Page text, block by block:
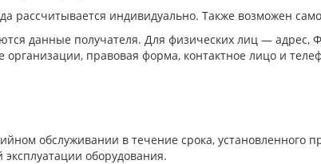
рассчитывается индивидуально. Также возможен
данные получателя. Для физических лиц —
правовая форма, контактное лицо и
обслуживании в течение срока,
оборудования.